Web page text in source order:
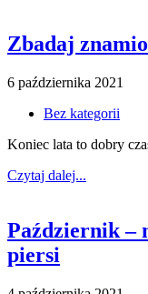
Zbadaj
6 października 2021
Bez kategorii
Koniec lata to dobry
Czytaj dalej...
Październik –
piersi